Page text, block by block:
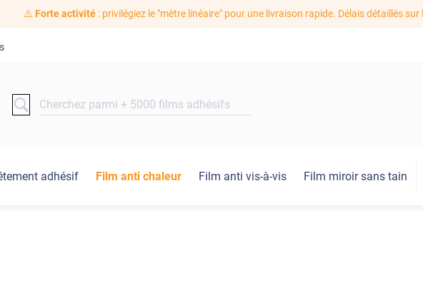
⚠️ Forte activité: privilégiez le "mètre linéaire" pour une livraison rapide. Délais détaillés
adhésif Film anti chaleur Film anti vis-à-vis Film miroir sans tain